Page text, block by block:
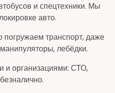
и спецтехники. Мы
авто.
транспорт, даже
лебёдки.
и организациями: СТО,